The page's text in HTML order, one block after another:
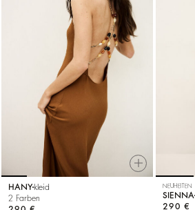
HANY kleid
2 Farben
NEUHEITEN
SIENNA
290 €